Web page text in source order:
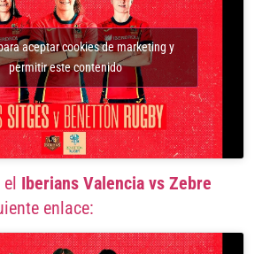
aceptar cookies de marketing y
permitir este contenido
el Iberians Valencia vs Zebre
enlace: